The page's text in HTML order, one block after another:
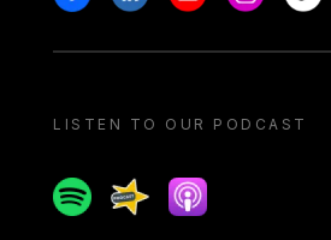
LISTEN TO OUR PODCAST
SpotifySpreakerApple podcast